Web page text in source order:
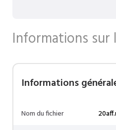
Informations sur
Informations
Nom du fichier